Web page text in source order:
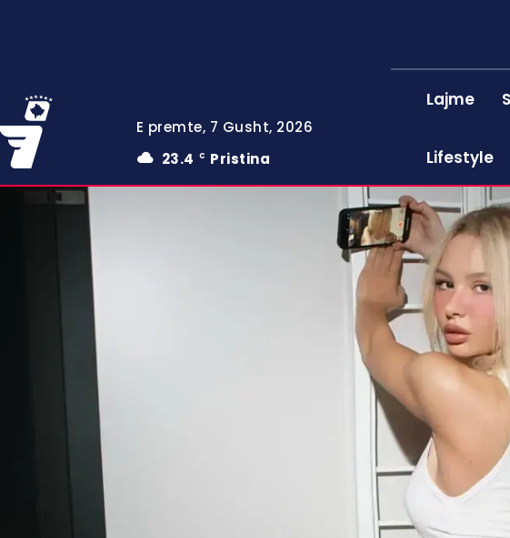
E premte, 7 Gusht, 2026
23.4
C Pristina
Lajme
Lifestyle